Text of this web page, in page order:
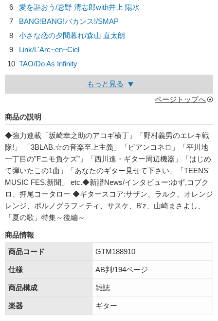
6
愛を謳おう/忌野 清志郎with井上 陽水
7
BANG!BANG!バカンス!/SMAP
8
小さな恋の夕間暮れ/森山 直太朗
9
Link/L'Arc~en~Ciel
10 TAO/Do As Infinity
もっと見る
ページトップへ
商品の説明
◆強力連載「坂崎幸之助のアコギ横丁」「野村義男のエレキ戦
隊!」 「3BLAB.☆の音楽至上主義」「ビアンコネロ」「平川地
一丁目の”Fニモ負ケズ”」「西川進・ギター周辺機器」「はじめ
て弾いたこの1曲」「あなたのギター見せて下さい」「TEENS'
MUSIC FES.新聞」 etc.◆新譜News/インタビュー:ゆず,コブク
ロ、押尾コータロー ◆ギタースコア:サザン、ラルク、オレンジ
レンジ、ポルノグラフィティ、サスケ、B'z、山崎まさよし、
「夏の歌」特集～後編～
商品情報
商品コード
GTM188910
仕様 AB判/194ページ
商品構成 雑誌
楽器 ギター